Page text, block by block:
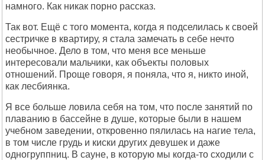
намного. Как никак порно рассказ.
Так вот. Ещё с того момента, когда я подселилась к своей
сестричке в квартиру, я стала замечать в себе нечто
необычное. Дело в том, что меня все меньше
интересовали мальчики, как объекты половых
отношений. Проще говоря, я поняла, что я, никто иной,
как лесбиянка.
Я все больше ловила себя на том, что после занятий по
плаванию в бассейне в душе, которые были в нашем
учебном заведении, откровенно пялилась на нагие тела,
в том числе грудь и киски других девушек и даже
одногруппниц. В сауне, в которую мы когда-то сходили с